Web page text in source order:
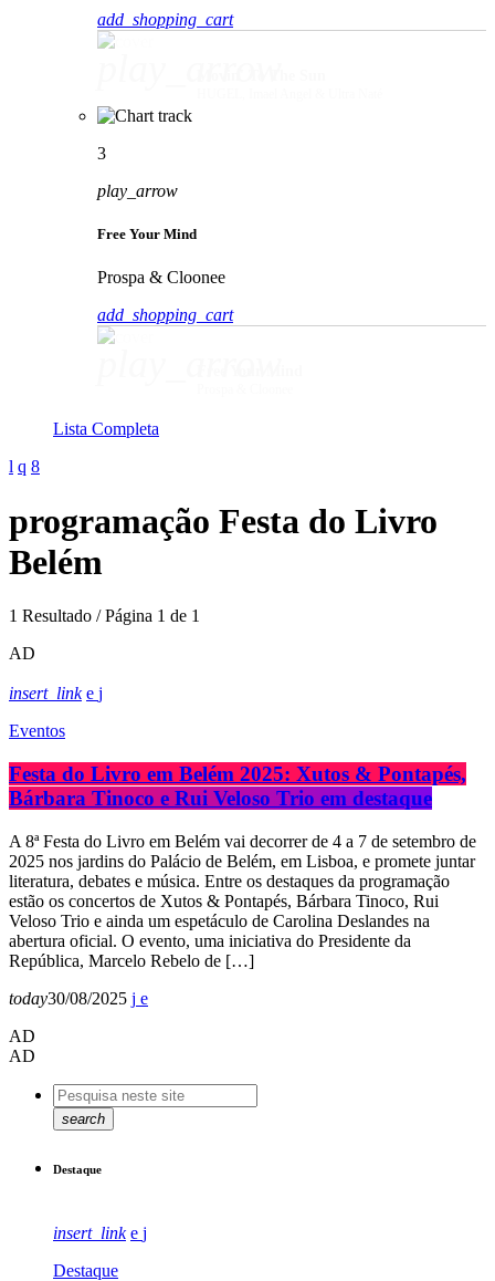
add_shopping_cart
3
play_arrow
Free Your Mind
Prospa & Cloonee
add_shopping_cart
Lista Completa
programação Festa do Livro
Belém
1 Resultado / Página 1 de 1
AD
insert_link
Eventos
Festa do Livro em Belém 2025: Xutos & Pontapés,
Bárbara Tinoco e Rui Veloso Trio em destaque
A 8ª Festa do Livro em Belém vai decorrer de 4 a 7 de setembro de
2025 nos jardins do Palácio de Belém, em Lisboa, e promete juntar
literatura, debates e música. Entre os destaques da programação
estão os concertos de Xutos & Pontapés, Bárbara Tinoco, Rui
Veloso Trio e ainda um espetáculo de Carolina Deslandes na
abertura oficial. O evento, uma iniciativa do Presidente da
República, Marcelo Rebelo de […]
today30/08/2025
AD
AD
search
Destaque
insert_link
Destaque